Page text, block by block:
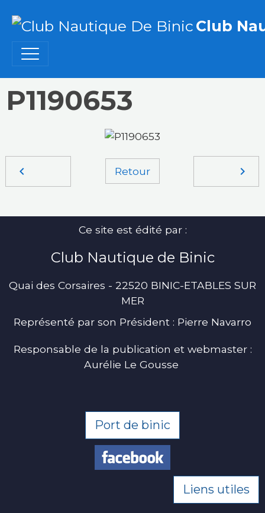
Club
P1190653
Retour
Ce site est édité par :
Club Nautique de Binic
Quai des Corsaires - 22520 BINIC-ETABLES SUR
MER
Représenté par son Président : Pierre Navarro
Responsable de la publication et webmaster :
Aurélie Le Gousse
Port de binic
Liens utiles